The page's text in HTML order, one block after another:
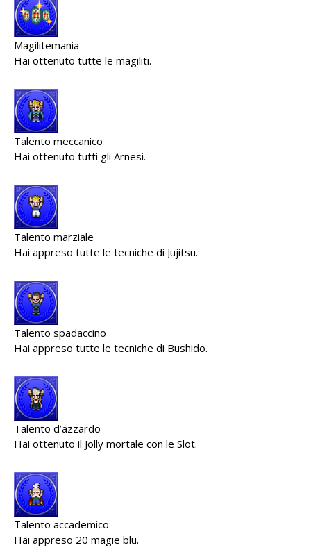
Magilitemania
Hai ottenuto tutte le magiliti.
Talento meccanico
Hai ottenuto tutti gli Arnesi.
Talento marziale
Hai appreso tutte le tecniche di Jujitsu.
Talento spadaccino
Hai appreso tutte le tecniche di Bushido.
Talento d’azzardo
Hai ottenuto il Jolly mortale con le Slot.
Talento accademico
Hai appreso 20 magie blu.